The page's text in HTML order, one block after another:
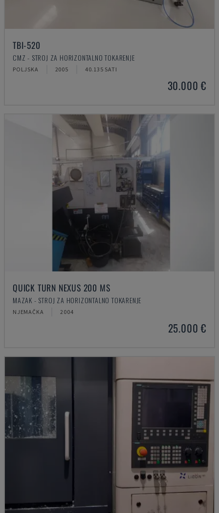
TBI-520
CMZ - STROJ ZA HORIZONTALNO TOKARENJE
POLJSKA 2005 40.135 SATI
30.000 €
QUICK TURN NEXUS 200 MS
MAZAK - STROJ ZA HORIZONTALNO TOKARENJE
NJEMAČKA 2004
25.000 €